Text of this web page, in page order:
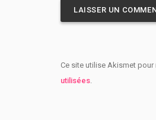
Ce site utilise Akismet
utilisées.